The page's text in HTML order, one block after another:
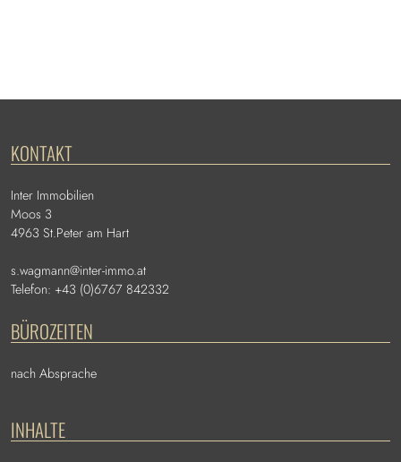
KONTAKT
Inter Immobilien
Moos 3
4963 St.Peter am Hart
s.wagmann@inter-immo.at
Telefon: +43 (0)6767 842332
BÜROZEITEN
nach Absprache
INHALTE